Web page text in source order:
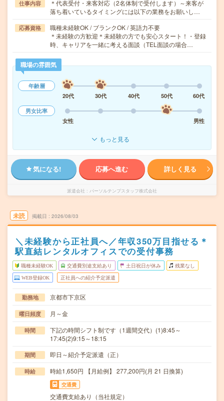
仕事内容
＊代表受付・来客対応（2名体制で受付します）～来客が
落ち着いているタイミングには以下の業務をお願いし…
応募資格
職種未経験OK / ブランクOK / 英語力不要
＊未経験の方歓迎＊未経験の方でも安心スタート！・登録
時、キャリアを一緒に考える面談（TEL面談の場合…
職場の雰囲気
年齢層
20代
30代 40代 50代
60代
男女比率
女性
男性
もっと見る
気になる! 応募へ進む 詳しく見る
派遣会社 パーソルテンプスタッフ株式会社
未読 掲載日 2026/08/03
＼未経験から正社員へ／年収350万目指せる＊
駅直結レンタルオフィスでの受付事務
職種未経験OK 交通費別途支給あり 土日祝日が休み 残業なし
WEB登録OK 正社員への紹介予定派遣
勤務地 京都市下京区
曜日頻度 月～金
時間
下記の時間シフト制です（1週間交代）(1)8:45～
17:45(2)9:15～18:15
期間 即日～紹介予定派遣（正）
時給 時給1,650円 【月給例】 277,200円(月 21 日換算)
交通費
交通費支給あり（当社規定）